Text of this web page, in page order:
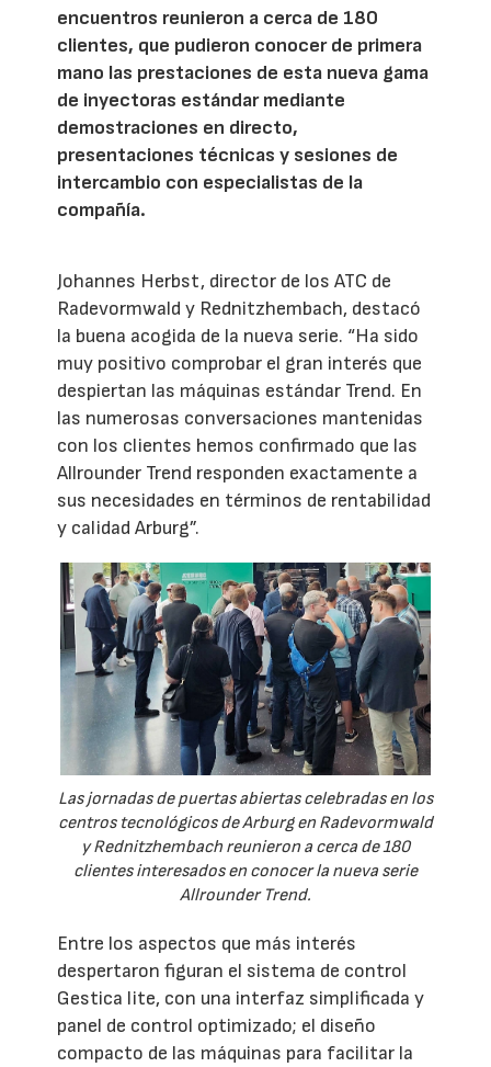
encuentros reunieron a cerca de 180
clientes, que pudieron conocer de primera
mano las prestaciones de esta nueva gama
de inyectoras estándar mediante
demostraciones en directo,
presentaciones técnicas y sesiones de
intercambio con especialistas de la
compañía.
Johannes Herbst, director de los ATC de
Radevormwald y Rednitzhembach, destacó
la buena acogida de la nueva serie. “Ha sido
muy positivo comprobar el gran interés que
despiertan las máquinas estándar Trend. En
las numerosas conversaciones mantenidas
con los clientes hemos confirmado que las
Allrounder Trend responden exactamente a
sus necesidades en términos de rentabilidad
y calidad Arburg”.
Las jornadas de puertas abiertas celebradas en los
centros tecnológicos de Arburg en Radevormwald
y Rednitzhembach reunieron a cerca de 180
clientes interesados en conocer la nueva serie
Allrounder Trend.
Entre los aspectos que más interés
despertaron figuran el sistema de control
Gestica lite, con una interfaz simplificada y
panel de control optimizado; el diseño
compacto de las máquinas para facilitar la